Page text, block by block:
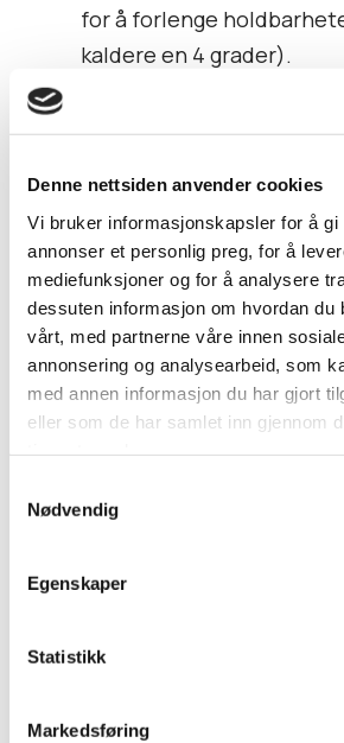
Denne nettsiden anvender cookies
Vi bruker informasjonskapsler for å gi
annonser et personlig preg, for å
mediefunksjoner og for å analysere
dessuten informasjon om hvordan du
vårt, med partnerne våre innen
annonsering og analysearbeid, som
med annen informasjon du har gjort
eller som de har samlet inn gjennom
Nødvendig
Egenskaper
Statistikk
Markedsføring
for å forlenge
kaldere en 4 grader).
Lykke til med